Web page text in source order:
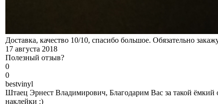
Доставка, качество 10/10, спасибо большое. Обязательно
17 августа 2018
Полезный отзыв?
0
0
bestvinyl
Штаец Эрнест Владимирович, Благодарим Вас за такой ёмкий
наклейки :)